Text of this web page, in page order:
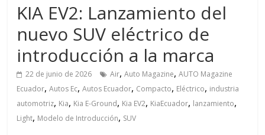
KIA EV2: Lanzamiento del
nuevo SUV eléctrico de
introducción a la marca
22 de junio de 2026 Air,Auto Magazine,AUTO Magazine
Ecuador,Autos Ec,Autos Ecuador, Compacto, Eléctrico, industria
automotriz, Kia, Kia E-Ground, Kia EV2, KiaEcuador, lanzamiento,
Light, Modelo de Introducción, SUV